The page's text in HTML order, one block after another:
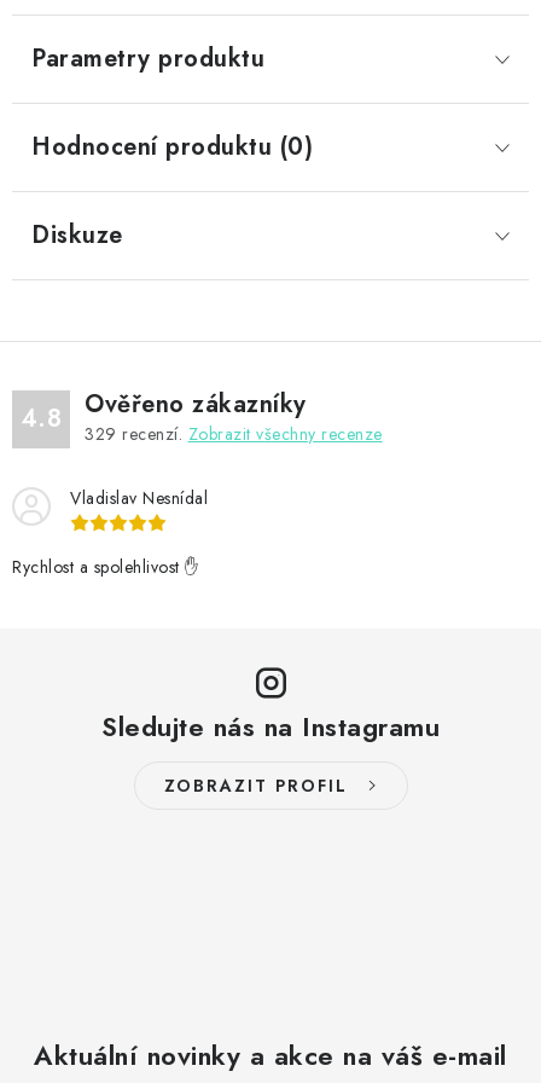
Parametry produktu
Hodnocení produktu (0)
Diskuze
4.8 Ověřeno zákazníky
329 recenzí. Zobrazit všechny recenze
Vladislav Nesnídal
Rychlost a spolehlivost ✋
Sledujte nás na Instagramu
ZOBRAZIT PROFIL
Aktuální novinky a akce na váš e-mail